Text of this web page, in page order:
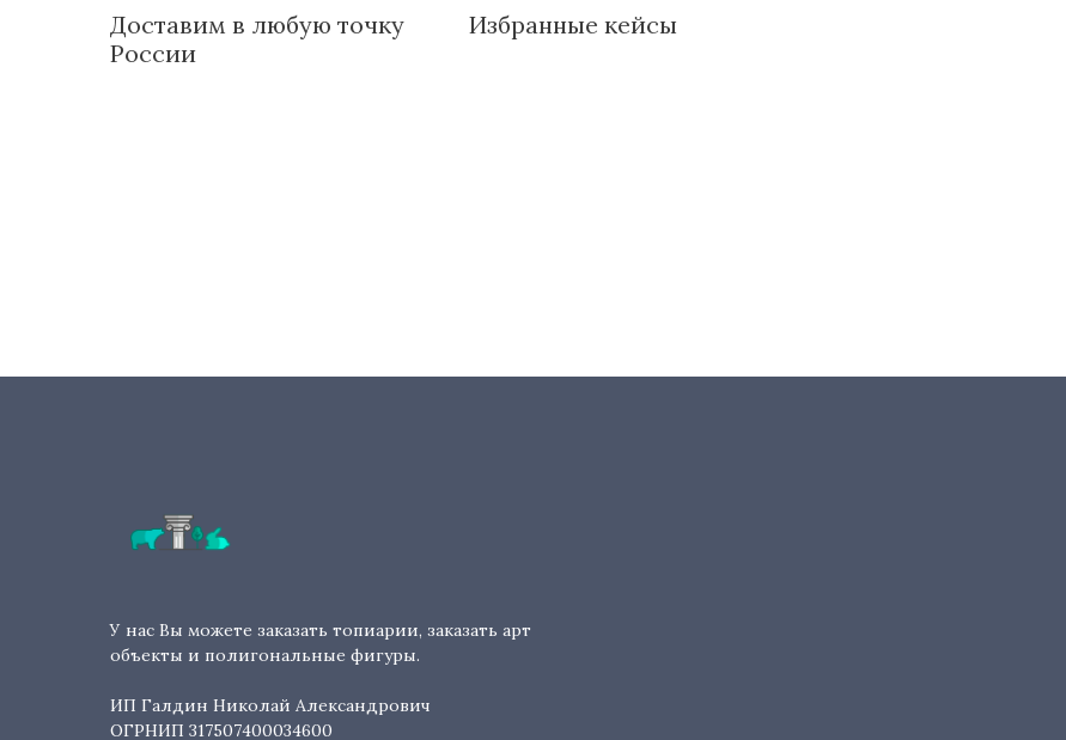
Доставим в любую точку
России
Избранные кейсы
У нас Вы можете заказать топиарии, заказать арт
объекты и полигональные фигуры.
ИП Галдин Николай Александрович
ОГРНИП 317507400034600